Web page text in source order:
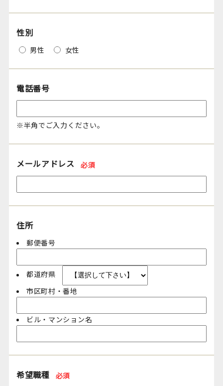
性別
男性 女性
電話番号
※半角でご入力ください。
メールアドレス 必須
住所
郵便番号
都道府県
市区町村・番地
ビル・マンション名
希望職種
必須